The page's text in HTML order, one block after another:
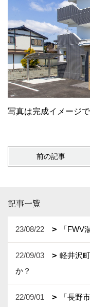
写真は完成イメージで
前の記事
記事一覧
23/08/22 「FWV
22/09/03
軽井沢
か？
22/09/01
「長野